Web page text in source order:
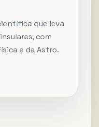
que leva
com
e da Astro.